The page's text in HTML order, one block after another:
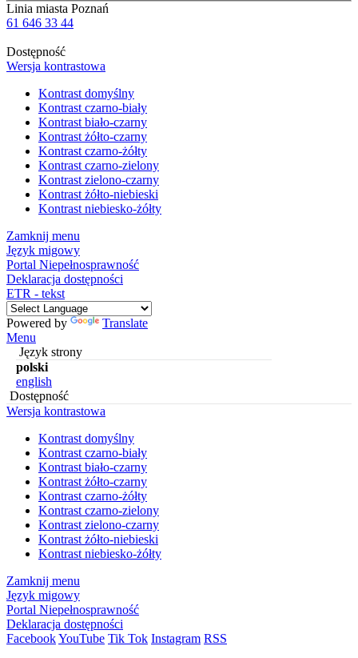
Linia miasta Poznań
61 646 33 44
Dostępność
Wersja kontrastowa
Kontrast domyślny
Kontrast czarno-biały
Kontrast biało-czarny
Kontrast żółto-czarny
Kontrast czarno-żółty
Kontrast czarno-zielony
Kontrast zielono-czarny
Kontrast żółto-niebieski
Kontrast niebiesko-żółty
Zamknij menu
Język migowy
Portal Niepełnosprawność
Deklaracja dostępności
ETR - tekst
Powered by
Translate
Menu
Język strony
polski
english
Dostępność
Wersja kontrastowa
Kontrast domyślny
Kontrast czarno-biały
Kontrast biało-czarny
Kontrast żółto-czarny
Kontrast czarno-żółty
Kontrast czarno-zielony
Kontrast zielono-czarny
Kontrast żółto-niebieski
Kontrast niebiesko-żółty
Zamknij menu
Język migowy
Portal Niepełnosprawność
Deklaracja dostępności
FacebookYouTube Tik Tok Instagram RSS